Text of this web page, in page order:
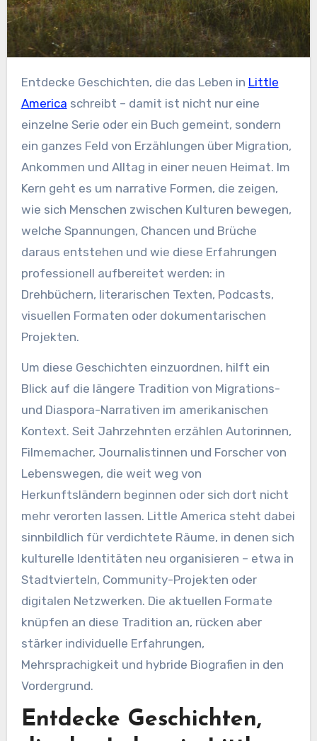
Entdecke Geschichten, die das Leben in Little
America schreibt – damit ist nicht nur eine
einzelne Serie oder ein Buch gemeint, sondern
ein ganzes Feld von Erzählungen über Migration,
Ankommen und Alltag in einer neuen Heimat. Im
Kern geht es um narrative Formen, die zeigen,
wie sich Menschen zwischen Kulturen bewegen,
welche Spannungen, Chancen und Brüche
daraus entstehen und wie diese Erfahrungen
professionell aufbereitet werden: in
Drehbüchern, literarischen Texten, Podcasts,
visuellen Formaten oder dokumentarischen
Projekten.
Um diese Geschichten einzuordnen, hilft ein
Blick auf die längere Tradition von Migrations-
und Diaspora-Narrativen im amerikanischen
Kontext. Seit Jahrzehnten erzählen Autorinnen,
Filmemacher, Journalistinnen und Forscher von
Lebenswegen, die weit weg von
Herkunftsländern beginnen oder sich dort nicht
mehr verorten lassen. Little America steht dabei
sinnbildlich für verdichtete Räume, in denen sich
kulturelle Identitäten neu organisieren – etwa in
Stadtvierteln, Community-Projekten oder
digitalen Netzwerken. Die aktuellen Formate
knüpfen an diese Tradition an, rücken aber
stärker individuelle Erfahrungen,
Mehrsprachigkeit und hybride Biografien in den
Vordergrund.
Entdecke Geschichten,